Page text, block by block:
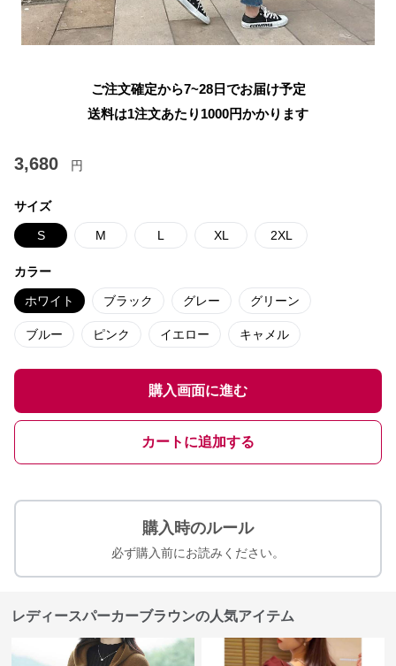
ご注文確定から7~28日でお届け予定
送料は1注文あたり 1000円かかります
3,680 円
サイズ
S M L XL 2XL
カラー
ホワイト ブラック グレー グリーン
ブルー ピンク イエロー キャメル
購入画面に進む
カートに追加する
購入時のルール
必ず購入前にお読みください。
レディースパーカーブラウンの人気アイテム